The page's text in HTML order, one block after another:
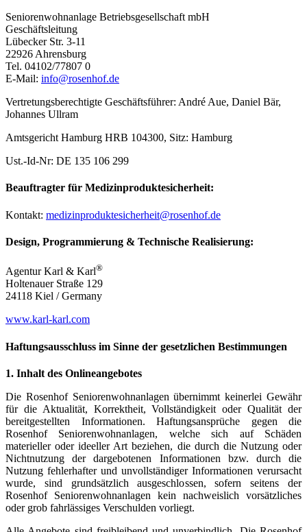
Seniorenwohnanlage Betriebsgesellschaft mbH
Geschäftsleitung
Lübecker Str. 3-11
22926 Ahrensburg
Tel. 04102/77807 0
E-Mail: info@rosenhof.de
Vertretungsberechtigte Geschäftsführer: André Aue, Daniel Bär,
Johannes Ullram
Amtsgericht Hamburg HRB 104300, Sitz: Hamburg
Ust.-Id-Nr: DE 135 106 299
Beauftragter für Medizinproduktesicherheit:
Kontakt: medizinproduktesicherheit@rosenhof.de
Design, Programmierung & Technische Realisierung:
Agentur Karl & Karl®
Holtenauer Straße 129
24118 Kiel / Germany
www.karl-karl.com
Haftungsausschluss im Sinne der gesetzlichen Bestimmungen
1. Inhalt des Onlineangebotes
Die Rosenhof Seniorenwohnanlagen übernimmt keinerlei Gewähr
für die Aktualität, Korrektheit, Vollständigkeit oder Qualität der
bereitgestellten Informationen. Haftungsansprüche gegen die
Rosenhof Seniorenwohnanlagen, welche sich auf Schäden
materieller oder ideeller Art beziehen, die durch die Nutzung oder
Nichtnutzung der dargebotenen Informationen bzw. durch die
Nutzung fehlerhafter und unvollständiger Informationen verursacht
wurde, sind grundsätzlich ausgeschlossen, sofern seitens der
Rosenhof Seniorenwohnanlagen kein nachweislich vorsätzliches
oder grob fahrlässiges Verschulden vorliegt.